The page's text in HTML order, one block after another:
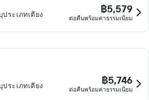
ระเภทเตียง ฿5,579
ต่อคืนพร้อมค่าธรรมเนียม
ระเภทเตียง ฿5,746
ต่อคืนพร้อมค่าธรรมเนียม